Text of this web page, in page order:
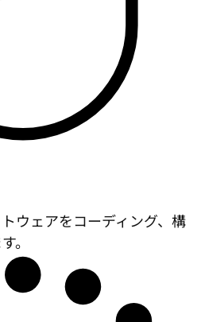
ウェアをコーディング、構
。